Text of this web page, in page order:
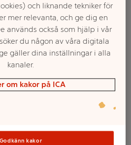
visas.
och liknande tekniker för
mer relevanta, och ge dig en
används också som hjälp i vår
du någon av våra digitala
gäller dina inställningar i alla
kanaler.
om kakor på ICA
Godkänn kakor